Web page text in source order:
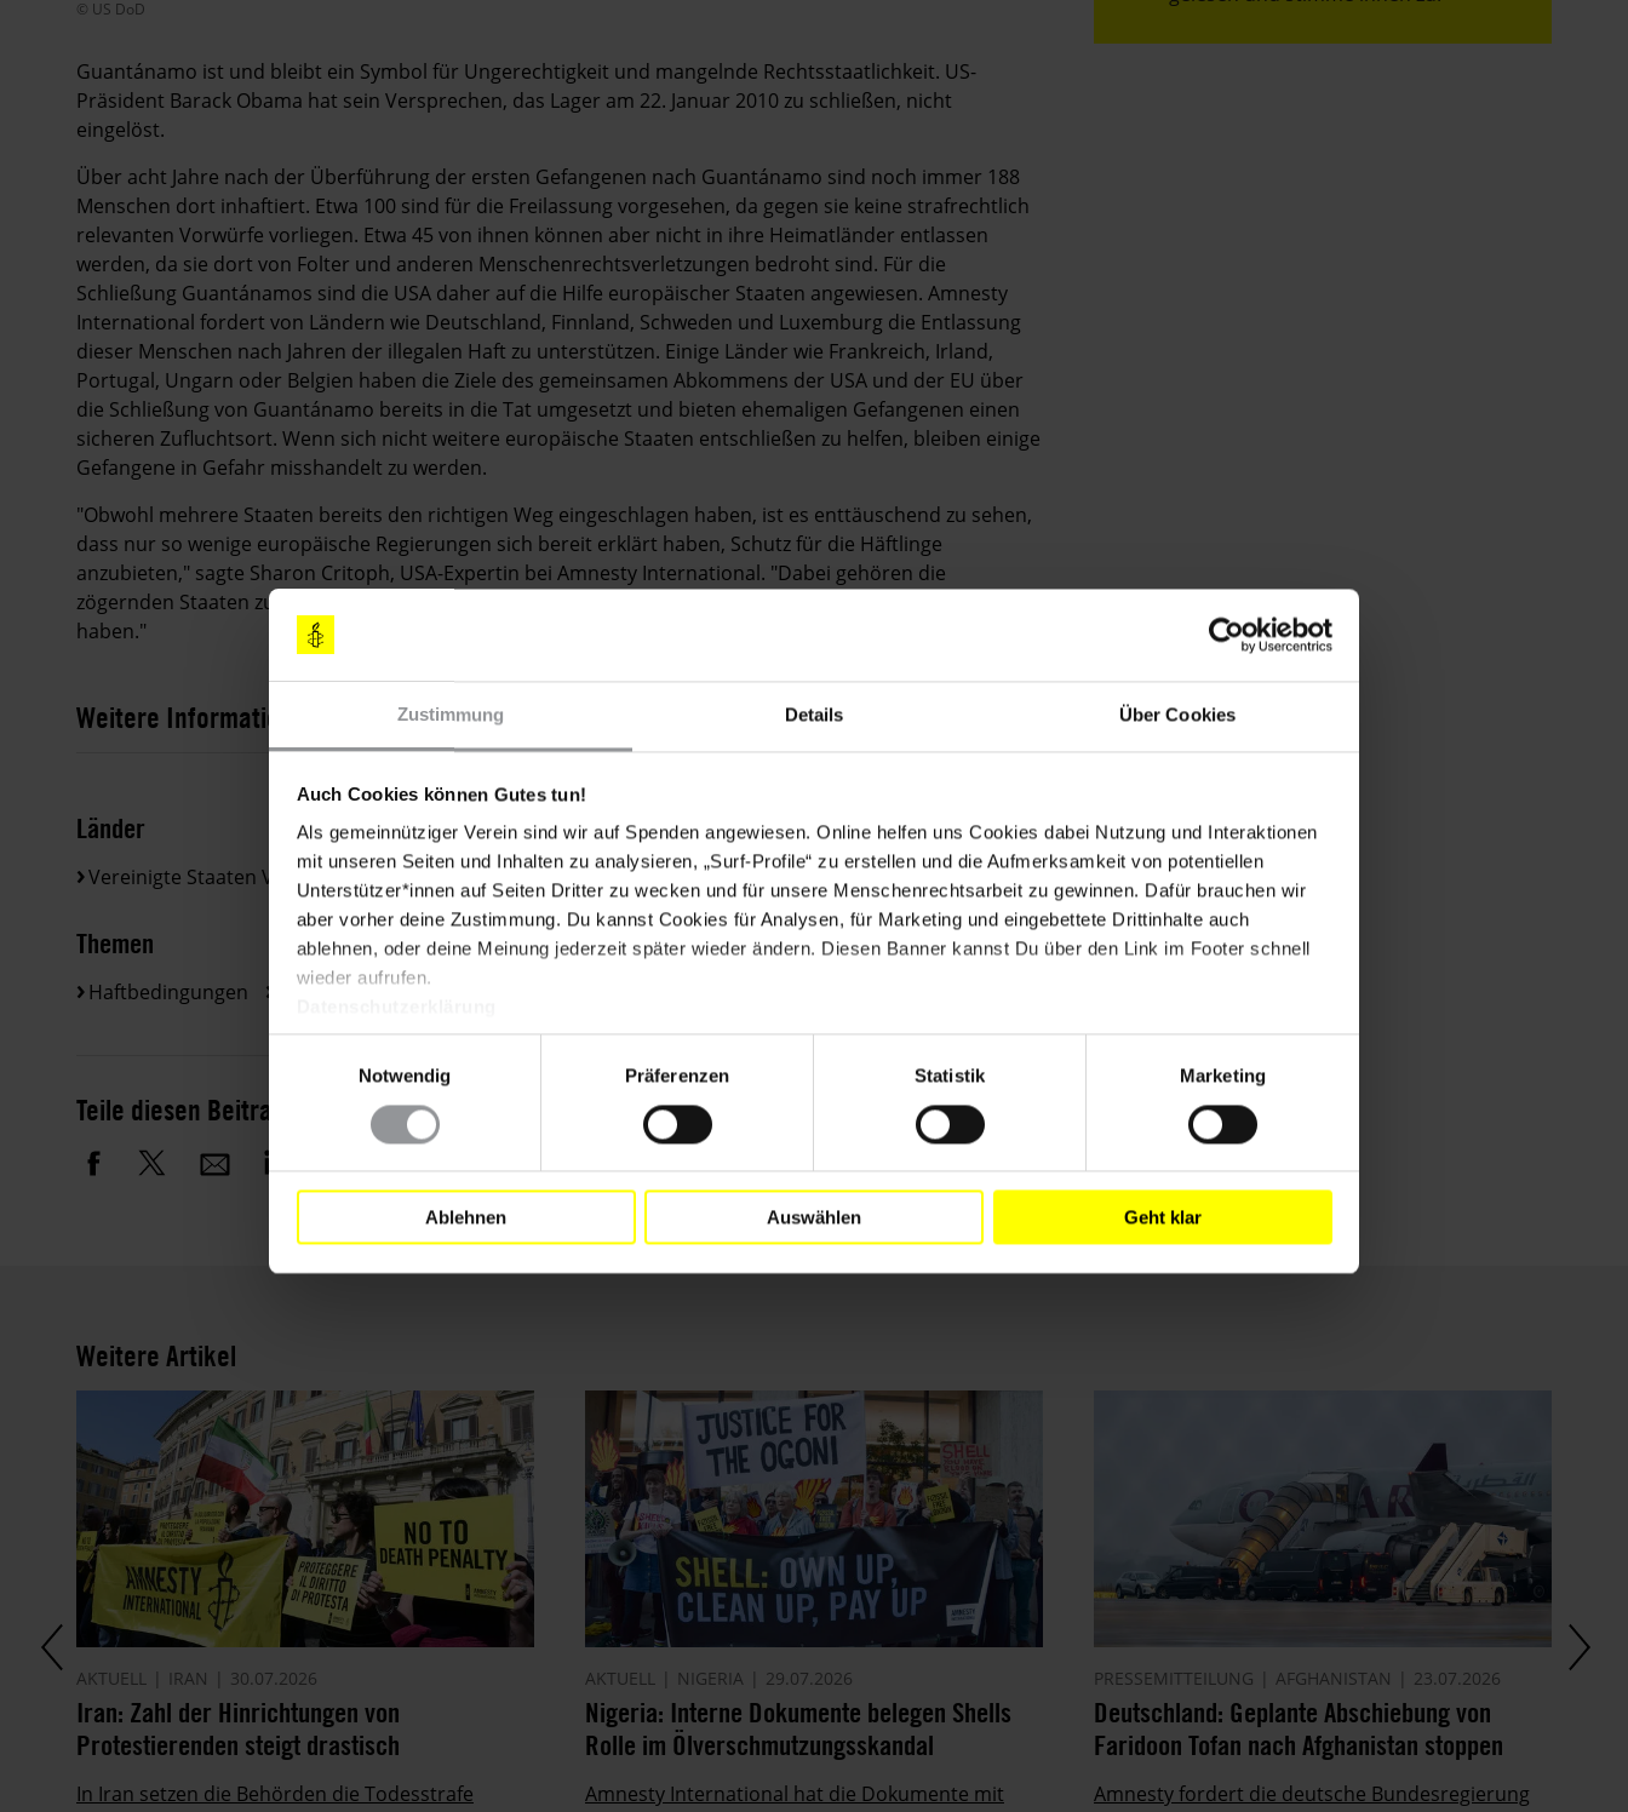
Zustimmung Details Über Cookies
Auch Cookies können Gutes tun!
Als gemeinnütziger Verein sind wir auf Spenden angewiesen. Online helfen uns Cookies dabei Nutzung und Interaktionen
mit unseren Seiten und Inhalten zu analysieren, „Surf-Profile“ zu erstellen und die Aufmerksamkeit von potentiellen
Unterstützer*innen auf Seiten Dritter zu wecken und für unsere Menschenrechtsarbeit zu gewinnen. Dafür brauchen wir
aber vorher deine Zustimmung. Du kannst Cookies für Analysen, für Marketing und eingebettete Drittinhalte auch
ablehnen, oder deine Meinung jederzeit später wieder ändern. Diesen Banner kannst Du über den Link im Footer schnell
wieder aufrufen.
Notwendig
Präferenzen Statistik Marketing
Ablehnen Auswählen Geht klar
© US DoD
Guantánamo ist und bleibt ein Symbol für Ungerechtigkeit und mangelnde Rechtsstaatlichkeit. US-
Präsident Barack Obama hat sein Versprechen, das Lager am 22. Januar 2010 zu schließen, nicht
eingelöst.
Über acht Jahre nach der Überführung der ersten Gefangenen nach Guantánamo sind noch immer 188
Menschen dort inhaftiert. Etwa 100 sind für die Freilassung vorgesehen, da gegen sie keine strafrechtlich
relevanten Vorwürfe vorliegen. Etwa 45 von ihnen können aber nicht in ihre Heimatländer entlassen
werden, da sie dort von Folter und anderen Menschenrechtsverletzungen bedroht sind. Für die
Schließung Guantánamos sind die USA daher auf die Hilfe europäischer Staaten angewiesen. Amnesty
International fordert von Ländern wie Deutschland, Finnland, Schweden und Luxemburg die Entlassung
dieser Menschen nach Jahren der illegalen Haft zu unterstützen. Einige Länder wie Frankreich, Irland,
Portugal, Ungarn oder Belgien haben die Ziele des gemeinsamen Abkommens der USA und der EU über
die Schließung von Guantánamo bereits in die Tat umgesetzt und bieten ehemaligen Gefangenen einen
sicheren Zufluchtsort. Wenn sich nicht weitere europäische Staaten entschließen zu helfen, bleiben einige
Gefangene in Gefahr misshandelt zu werden.
"Obwohl mehrere Staaten bereits den richtigen Weg eingeschlagen haben, ist es enttäuschend zu sehen,
dass nur so wenige europäische Regierungen sich bereit erklärt haben, Schutz für die Häftlinge
anzubieten," sagte Sharon Critoph, USA-Expertin bei Amnesty International. "Dabei gehören die
zögernden Staaten zu denen, die sich am stärksten für die Schließung von Guantánamo stark gemacht
haben."
Weitere Informationen
Länder
Vereinigte Staaten Von Amerika
Themen
Haftbedingungen Justiz Terrorismusbekämpfung
Teile diesen Beitrag
Weitere Artikel
AKTUELL IRAN 30.07.2026
Iran: Zahl der Hinrichtungen von
Protestierenden steigt drastisch
In Iran setzen die Behörden die Todesstrafe
AKTUELL NIGERIA 29.07.2026
Nigeria: Interne Dokumente belegen Shells
Rolle im Ölverschmutzungsskandal
Amnesty International hat die Dokumente mit
PRESSEMITTEILUNG AFGHANISTAN 23.07.2026
Deutschland: Geplante Abschiebung von
Faridoon Tofan nach Afghanistan stoppen
Amnesty fordert die deutsche Bundesregierung